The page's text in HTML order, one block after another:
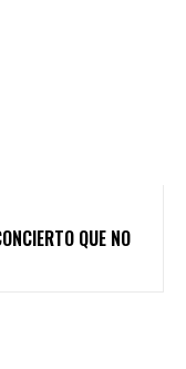
QUE NO